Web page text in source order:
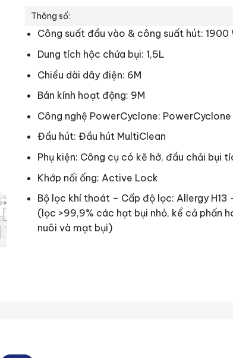
Thông số:
Công suất đầu vào & công suất hút: 1900
Dung tích hộc chứa bụi: 1,5L
Chiều dài dây điện: 6M
Bán kính hoạt động: 9M
Công nghệ PowerCyclone: PowerCyclone
Đầu hút: Đầu hút MultiClean
Phụ kiện: Công cụ có kẽ hở, đầu chải bụi
Khớp nối ống: Active Lock
Bộ lọc khí thoát – Cấp độ lọc: Allergy H13
(lọc >99,9% các hạt bụi nhỏ, kể cả phấn
nuôi và mạt bụi)